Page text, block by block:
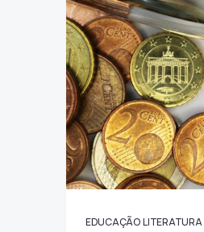
EDUCAÇÃO LITERATURA